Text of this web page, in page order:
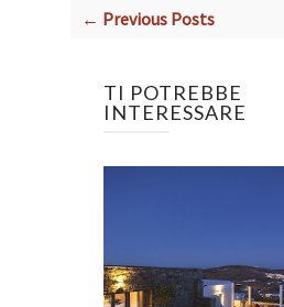
← Previous Posts
TI POTREBBE
INTERESSARE